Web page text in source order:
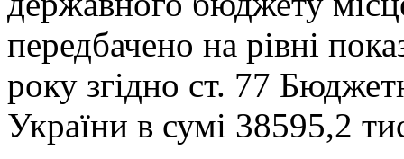
передбачено на рівні
року згідно ст. 77
України в сумі 38595,2